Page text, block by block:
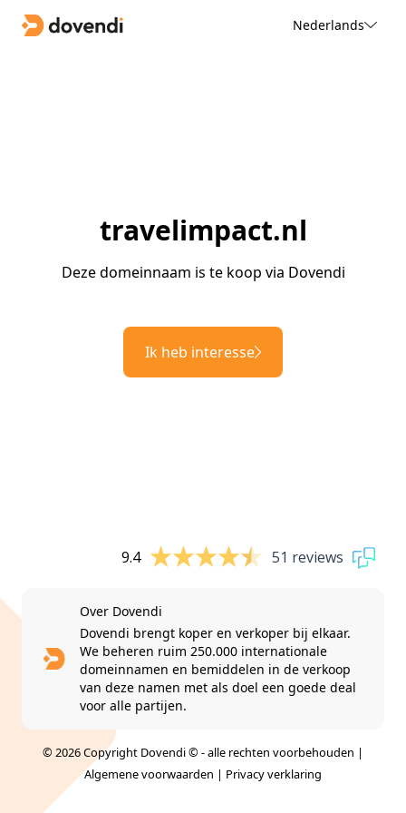
Nederlands
travelimpact.nl
Deze domeinnaam is te koop via Dovendi
Ik heb interesse
9.4 51 reviews
Over Dovendi
Dovendi brengt koper en verkoper bij elkaar.
We beheren ruim 250.000 internationale
domeinnamen en bemiddelen in de verkoop
van deze namen met als doel een goede deal
voor alle partijen.
© 2026 Copyright Dovendi © - alle rechten voorbehouden |
Algemene voorwaarden | Privacy verklaring